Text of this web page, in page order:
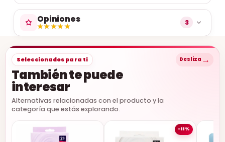
Opiniones
★★★★★
★★★★★ 3
Seleccionados para ti
También te puede
interesar
Alternativas relacionadas con el producto y la
categoría que estás explorando.
Desliza →
-11%